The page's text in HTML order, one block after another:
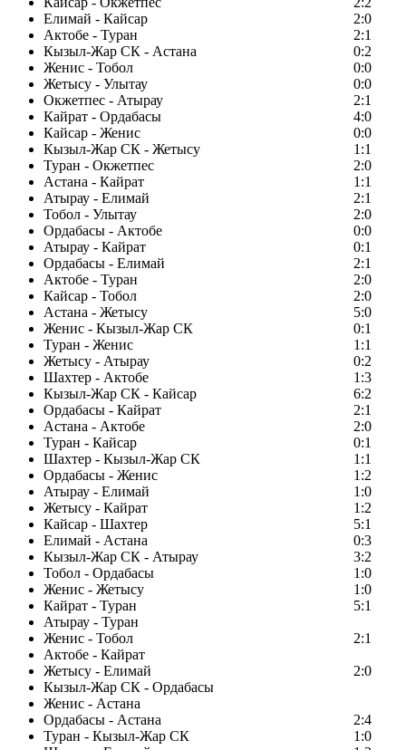
Елимай - Кайсар
2:0
Актобе - Туран
2:1
Кызыл-Жар СК - Астана
0:2
Женис - Тобол
0:0
Жетысу - Улытау
0:0
Окжетпес - Атырау
2:1
Кайрат - Ордабасы
4:0
Кайсар - Женис
0:0
Кызыл-Жар СК - Жетысу
1:1
Туран - Окжетпес
2:0
Астана - Кайрат
1:1
Атырау - Елимай
2:1
Тобол - Улытау
2:0
Ордабасы - Актобе
0:0
Атырау - Кайрат
0:1
Ордабасы - Елимай
2:1
Актобе - Туран
2:0
Кайсар - Тобол
2:0
Астана - Жетысу
5:0
Женис - Кызыл-Жар СК
0:1
Туран - Женис
1:1
Жетысу - Атырау
0:2
Шахтер - Актобе
1:3
Кызыл-Жар СК - Кайсар
6:2
Ордабасы - Кайрат
2:1
Астана - Актобе
2:0
Туран - Кайсар
0:1
Шахтер - Кызыл-Жар СК
1:1
Ордабасы - Женис
1:2
Атырау - Елимай
1:0
Жетысу - Кайрат
1:2
Кайсар - Шахтер
5:1
Елимай - Астана
0:3
Кызыл-Жар СК - Атырау
3:2
Тобол - Ордабасы
1:0
Женис - Жетысу
1:0
Кайрат - Туран
5:1
Атырау - Туран
Женис - Тобол
2:1
Актобе - Кайрат
Жетысу - Елимай
2:0
Кызыл-Жар СК - Ордабасы
Женис - Астана
Ордабасы - Астана
2:4
Туран - Кызыл-Жар СК
1:0